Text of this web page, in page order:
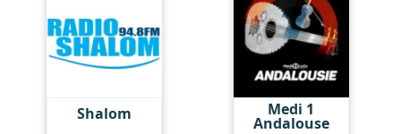
Shalom Medi 1
Andalouse